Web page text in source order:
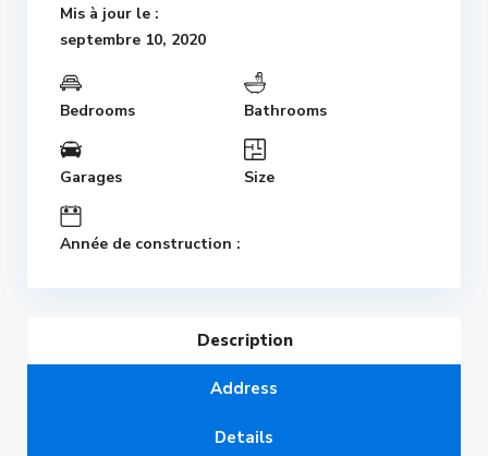
Mis à jour le :
septembre 10, 2020
Bedrooms Bathrooms
Garages Size
Année de construction :
Description
Address
Details